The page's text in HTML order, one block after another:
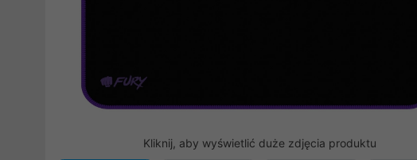
Kliknij, aby wyświetlić duże zdjęcia produktu